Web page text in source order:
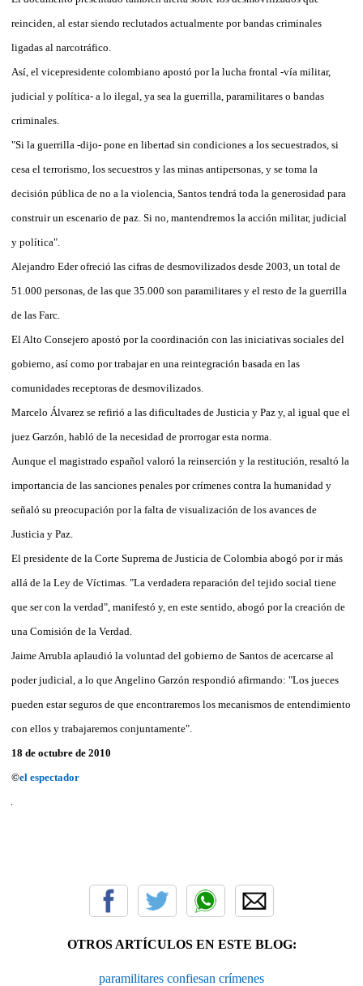
reinciden, al estar siendo reclutados actualmente por bandas criminales
ligadas al narcotráfico.
Así, el vicepresidente colombiano apostó por la lucha frontal -vía militar,
judicial y política- a lo ilegal, ya sea la guerrilla, paramilitares o bandas
criminales.
"Si la guerrilla -dijo- pone en libertad sin condiciones a los secuestrados, si
cesa el terrorismo, los secuestros y las minas antipersonas, y se toma la
decisión pública de no a la violencia, Santos tendrá toda la generosidad para
construir un escenario de paz. Si no, mantendremos la acción militar, judicial
y política".
Alejandro Eder ofreció las cifras de desmovilizados desde 2003, un total de
51.000 personas, de las que 35.000 son paramilitares y el resto de la guerrilla
de las Farc.
El Alto Consejero apostó por la coordinación con las iniciativas sociales del
gobierno, así como por trabajar en una reintegración basada en las
comunidades receptoras de desmovilizados.
Marcelo Álvarez se refirió a las dificultades de Justicia y Paz y, al igual que el
juez Garzón, habló de la necesidad de prorrogar esta norma.
Aunque el magistrado español valoró la reinserción y la restitución, resaltó la
importancia de las sanciones penales por crímenes contra la humanidad y
señaló su preocupación por la falta de visualización de los avances de
Justicia y Paz.
El presidente de la Corte Suprema de Justicia de Colombia abogó por ir más
allá de la Ley de Víctimas. "La verdadera reparación del tejido social tiene
que ser con la verdad", manifestó y, en este sentido, abogó por la creación de
una Comisión de la Verdad.
Jaime Arrubla aplaudió la voluntad del gobierno de Santos de acercarse al
poder judicial, a lo que Angelino Garzón respondió afirmando: "Los jueces
pueden estar seguros de que encontraremos los mecanismos de entendimiento
con ellos y trabajaremos conjuntamente".
18 de octubre de 2010
©el espectador
OTROS ARTÍCULOS EN ESTE BLOG:
paramilitares confiesan crímenes